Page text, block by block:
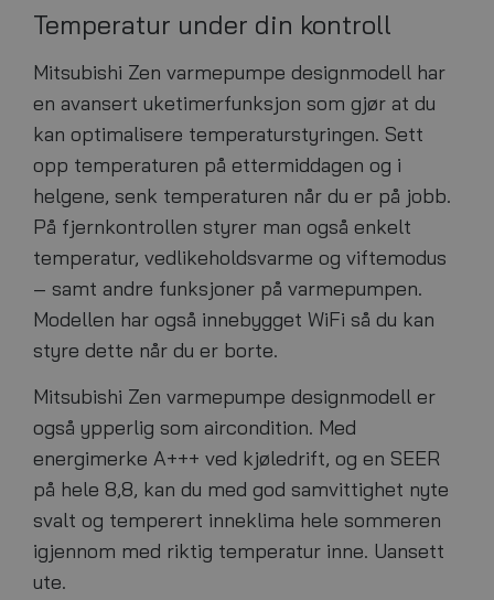
Temperatur under din kontroll
Mitsubishi Zen varmepumpe designmodell har
en avansert uketimerfunksjon som gjør at du
kan optimalisere temperaturstyringen. Sett
opp temperaturen på ettermiddagen og i
helgene, senk temperaturen når du er på jobb.
På fjernkontrollen styrer man også enkelt
temperatur, vedlikeholdsvarme og viftemodus
– samt andre funksjoner på varmepumpen.
Modellen har også innebygget WiFi så du kan
styre dette når du er borte.
Mitsubishi Zen varmepumpe designmodell er
også ypperlig som aircondition. Med
energimerke A+++ ved kjøledrift, og en SEER
på hele 8,8, kan du med god samvittighet nyte
svalt og temperert inneklima hele sommeren
igjennom med riktig temperatur inne. Uansett
ute.